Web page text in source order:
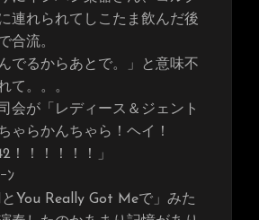
の
連れられてしこたま飲んだ後
合流。
でるからあとで。」と意味不
て。。。
会が「レディース＆ジェント
ゃらかんちゃら！ヘイ！
！！！！！！」
ﾝ
とYou Really Got Meで」みた